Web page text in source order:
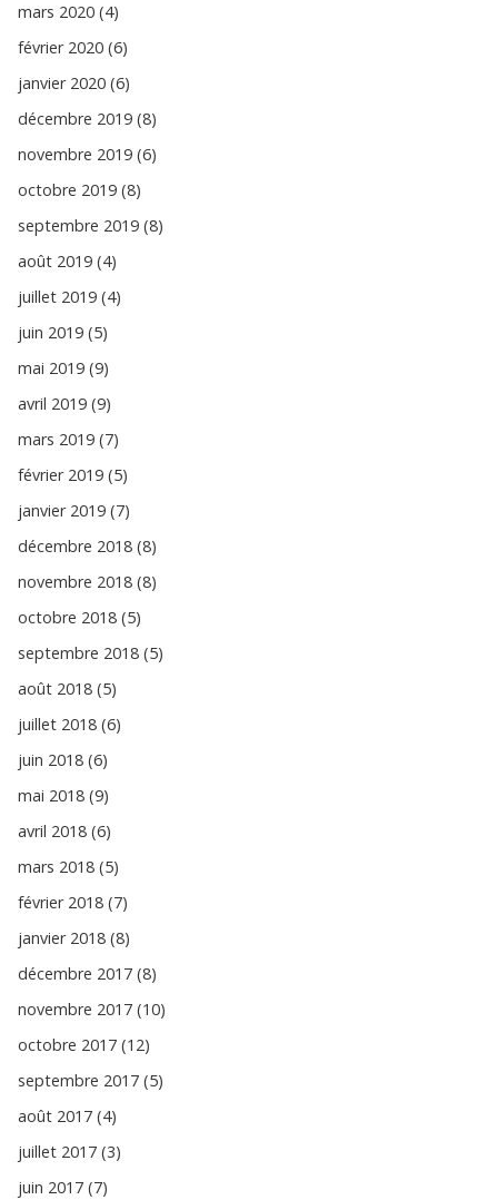
mars 2020 (4)
février 2020 (6)
janvier 2020 (6)
décembre 2019 (8)
novembre 2019 (6)
octobre 2019 (8)
septembre 2019 (8)
août 2019 (4)
juillet 2019 (4)
juin 2019 (5)
mai 2019 (9)
avril 2019 (9)
mars 2019 (7)
février 2019 (5)
janvier 2019 (7)
décembre 2018 (8)
novembre 2018 (8)
octobre 2018 (5)
septembre 2018 (5)
août 2018 (5)
juillet 2018 (6)
juin 2018 (6)
mai 2018 (9)
avril 2018 (6)
mars 2018 (5)
février 2018 (7)
janvier 2018 (8)
décembre 2017 (8)
novembre 2017 (10)
octobre 2017 (12)
septembre 2017 (5)
août 2017 (4)
juillet 2017 (3)
juin 2017 (7)